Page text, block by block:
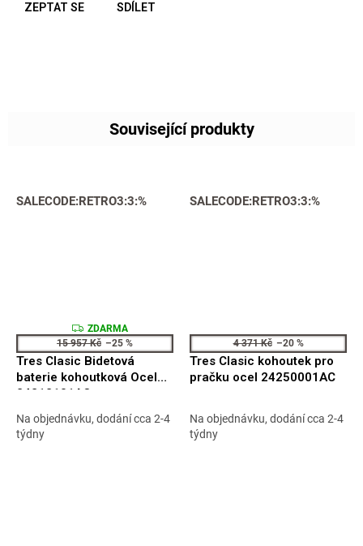
ZEPTAT SE SDÍLET
Související produkty
SALECODE:RETRO3:3:%
Z
D
A
R
M
A
ZDARMA
15 957 Kč –25 %
Tres Clasic Bidetová
baterie kohoutková Ocel
24212101AC
Na objednávku, dodání cca 2-4
týdny
SALECODE:RETRO3:3:%
4 371 Kč –20 %
Tres Clasic kohoutek pro
pračku ocel 24250001AC
Na objednávku, dodání cca 2-4
týdny